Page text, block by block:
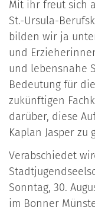
Mit ihr freut sich
St.-Ursula-
bilden wir ja
und
und lebensnahe
Bedeutung für
zukünftigen
darüber, diese
Kaplan Jasper zu
Verabschiedet
Sonntag, 30.
im Bonner